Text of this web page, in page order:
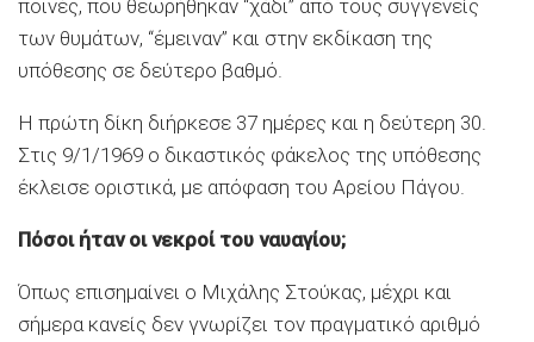
ποινές, που θεωρήθηκαν “χάδι” από τους συγγενείς
των θυμάτων, “έμειναν” και στην εκδίκαση της
υπόθεσης σε δεύτερο βαθμό.
Η πρώτη δίκη διήρκεσε 37 ημέρες και η δεύτερη 30.
Στις 9/1/1969 ο δικαστικός φάκελος της υπόθεσης
έκλεισε οριστικά, με απόφαση του Αρείου Πάγου.
Πόσοι ήταν οι νεκροί του ναυαγίου;
Όπως επισημαίνει ο Μιχάλης Στούκας, μέχρι και
σήμερα κανείς δεν γνωρίζει τον πραγματικό αριθμό